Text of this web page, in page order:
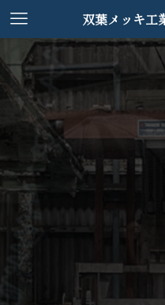
双葉メッキ工